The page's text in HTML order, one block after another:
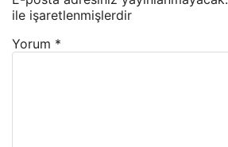
ile işaretlenmişlerdir
Yorum *